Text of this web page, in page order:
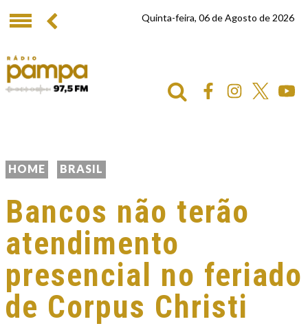
Quinta-feira, 06 de Agosto de 2026
HOME BRASIL
Bancos não terão
atendimento
presencial no feriado
de Corpus Christi